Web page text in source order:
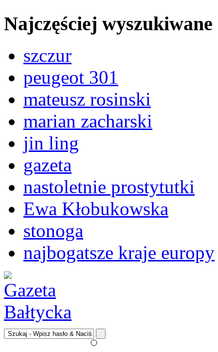
Najczęściej wyszukiwane
szczur
peugeot 301
mateusz rosinski
marian zacharski
jin ling
gazeta
nastoletnie prostytutki
Ewa Kłobukowska
stonoga
najbogatsze kraje europy